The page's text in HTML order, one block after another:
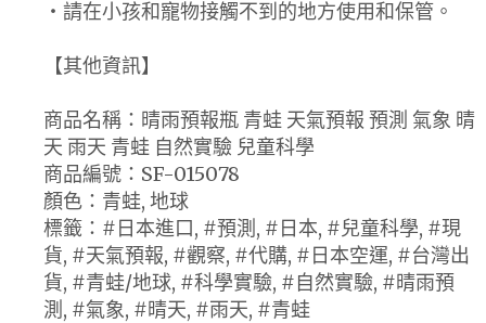
・請在小孩和寵物接觸不到的地方使用和保管。
【其他資訊】
商品名稱：晴雨預報瓶 青蛙 天氣預報 預測 氣象 晴
天 雨天 青蛙 自然實驗 兒童科學
商品編號：SF-015078
顏色：青蛙, 地球
標籤：#日本進口, #預測, #日本, #兒童科學, #現
貨, #天氣預報, #觀察, #代購, #日本空運, #台灣出
貨, #青蛙/地球, #科學實驗, #自然實驗, #晴雨預
測, #氣象, #晴天, #雨天, #青蛙